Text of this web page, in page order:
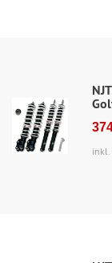
inkl.